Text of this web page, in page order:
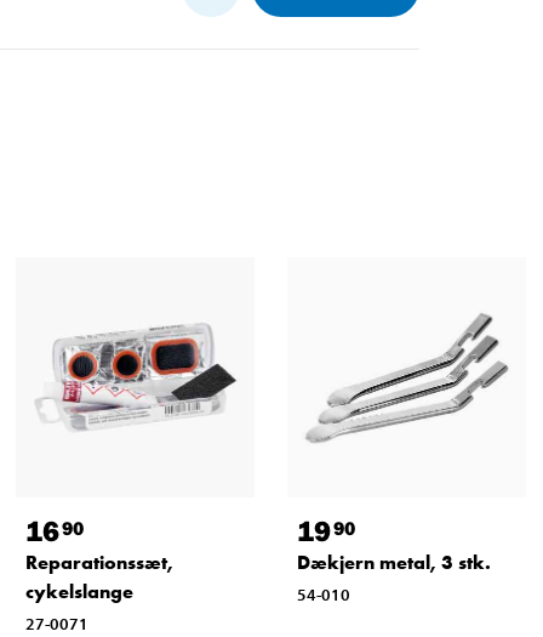
1690
Reparationssæt,
cykelslange
27-0071
1990
Dækjern metal, 3 stk.
54-010